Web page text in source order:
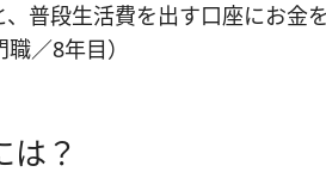
普段生活費を出す口座にお金
／8年目）
は？